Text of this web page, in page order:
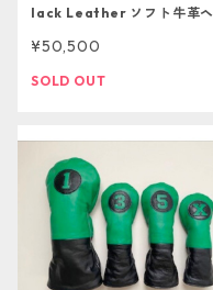
lack Leather ソフト牛革ヘ
のにつき再販不可】
¥50,500
SOLD OUT